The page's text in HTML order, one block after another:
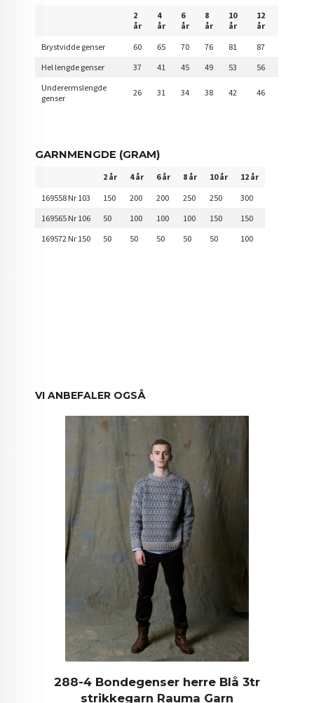
2
år
4
år
6
år
8
år
10
år
12
år
Brystvidde genser
60 65 70 76 81
87
Hel lengde genser
37 41 45 49 53
56
Underermslengde
genser
26 31 34 38 42 46
GARNMENGDE (GRAM)
2 år 4 år 6 år 8 år 10 år
12 år
169558 Nr 103
150 200 200 250 250
300
169565 Nr 106
50 100 100 100 150
150
169572 Nr 150
50 50 50 50 50 100
VI ANBEFALER OGSÅ
288-4 Bondegenser herre Blå 3tr
strikkegarn Rauma Garn